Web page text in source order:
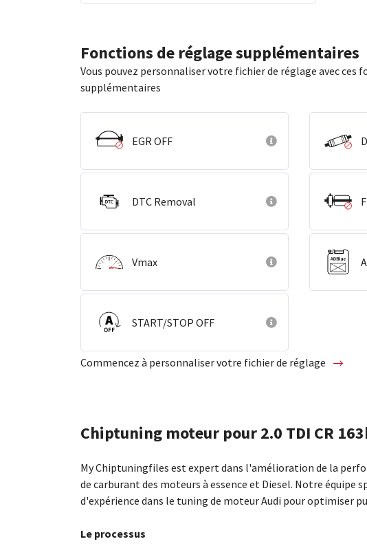
Fonctions de réglage supplémentaires
Vous pouvez personnaliser votre fichier de réglage avec ces
supplémentaires
EGR OFF
DTC Removal
Vmax
START/STOP OFF
Commencez à personnaliser votre fichier de réglage
Chiptuning moteur pour 2.0 TDI CR
My Chiptuningfiles est expert dans l'amélioration de la
de carburant des moteurs à essence et Diesel. Notre équipe
d'expérience dans le tuning de moteur Audi pour optimiser
Le processus